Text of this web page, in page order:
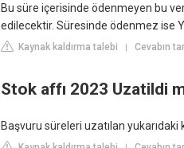
Bu süre içerisinde ödenmeyen bu
edilecektir. Süresinde ödenmez ise
Kaynak kaldırma talebi | Cevabın
Stok affı 2023 Uzatildi
Başvuru süreleri uzatılan yukarıdaki